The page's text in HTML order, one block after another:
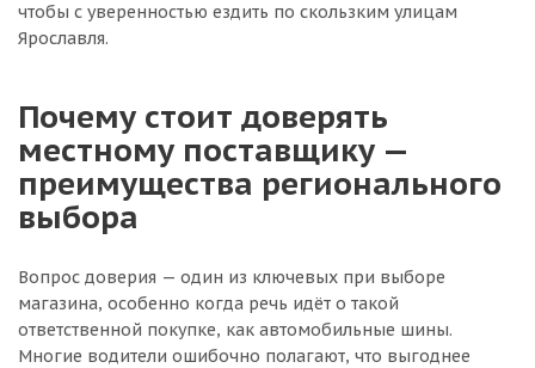
чтобы с уверенностью ездить по скользким улицам
Ярославля.
Почему стоит доверять
местному поставщику —
преимущества регионального
выбора
Вопрос доверия — один из ключевых при выборе
магазина, особенно когда речь идёт о такой
ответственной покупке, как автомобильные шины.
Многие водители ошибочно полагают, что выгоднее